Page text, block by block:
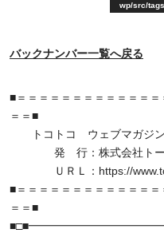
wp/src/
バックナンバー一覧へ戻る
■＝＝＝＝＝＝＝＝＝＝＝＝
＝＝■
トコトコ ウェブマガジン
発 行：株式会社トー
ＵＲＬ：https://
■＝＝＝＝＝＝＝＝＝＝＝＝
＝＝■